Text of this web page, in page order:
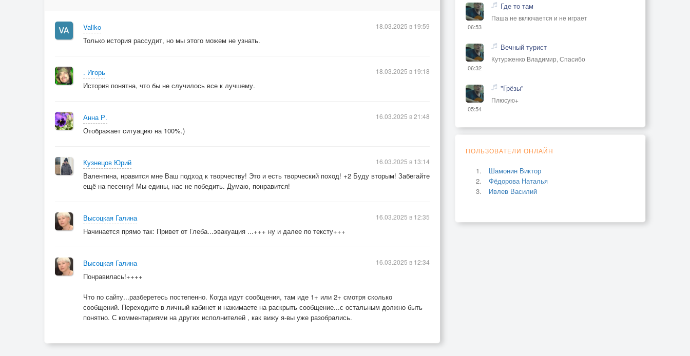
Valiko
Только история рассудит, но мы этого можем не узнать.
18.03.2025 в 19:59
. Игорь
История понятна, что бы не случилось все к лучшему.
18.03.2025 в 19:18
Анна Р.
Отображает ситуацию на 100%.)
16.03.2025 в 21:48
Кузнецов Юрий
Валентина, нравится мне Ваш подход к творчеству! Это и есть творческий поход! +2 Буду вторым! Забегайте
ещё на песенку! Мы едины, нас не победить. Думаю, понравится!
16.03.2025 в 13:14
Высоцкая Галина
Начинается прямо так: Привет от Глеба...эвакуация ...+++ ну и далее по тексту+++
16.03.2025 в 12:35
Высоцкая Галина
Понравилась!++++
Что по сайту...разберетесь постепенно. Когда идут сообщения, там иде 1+ или 2+ смотря сколько
сообщений. Переходите в личный кабинет и нажимаете на раскрыть сообщение...с остальным должно быть
понятно. С комментариями на других исполнителей , как вижу я-вы уже разобрались.
16.03.2025 в 12:34
06:53
Где то там
Паша не включается и не играет
06:32
Вечный турист
Кутурженко Владимир, Спасибо
05:54
"Грёзы"
Плюсую+
ПОЛЬЗОВАТЕЛИ ОНЛАЙН
Шамонин Виктор
Фёдорова Наталья
Ивлев Василий